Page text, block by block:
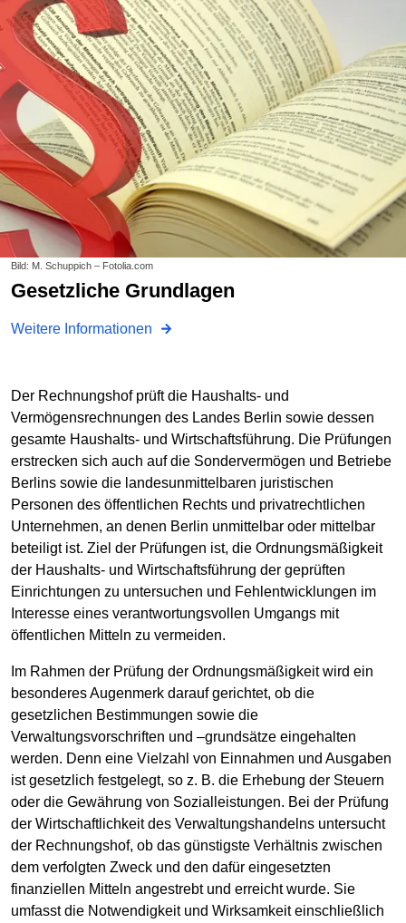
Bild: M. Schuppich – Fotolia.com
Gesetzliche Grundlagen
Weitere Informationen
Der Rechnungshof prüft die Haushalts- und
Vermögensrechnungen des Landes Berlin sowie dessen
gesamte Haushalts- und Wirtschaftsführung. Die Prüfungen
erstrecken sich auch auf die Sondervermögen und Betriebe
Berlins sowie die landesunmittelbaren juristischen
Personen des öffentlichen Rechts und privatrechtlichen
Unternehmen, an denen Berlin unmittelbar oder mittelbar
beteiligt ist. Ziel der Prüfungen ist, die Ordnungsmäßigkeit
der Haushalts- und Wirtschaftsführung der geprüften
Einrichtungen zu untersuchen und Fehlentwicklungen im
Interesse eines verantwortungsvollen Umgangs mit
öffentlichen Mitteln zu vermeiden.
Im Rahmen der Prüfung der Ordnungsmäßigkeit wird ein
besonderes Augenmerk darauf gerichtet, ob die
gesetzlichen Bestimmungen sowie die
Verwaltungsvorschriften und –grundsätze eingehalten
werden. Denn eine Vielzahl von Einnahmen und Ausgaben
ist gesetzlich festgelegt, so z. B. die Erhebung der Steuern
oder die Gewährung von Sozialleistungen. Bei der Prüfung
der Wirtschaftlichkeit des Verwaltungshandelns untersucht
der Rechnungshof, ob das günstigste Verhältnis zwischen
dem verfolgten Zweck und den dafür eingesetzten
finanziellen Mitteln angestrebt und erreicht wurde. Sie
umfasst die Notwendigkeit und Wirksamkeit einschließlich